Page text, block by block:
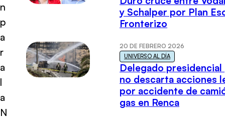
n
p
a
r
a
l
a
N
y Schalper por Plan
Fronterizo
20 DE FEBRERO 2026
UNIVERSO AL DÍA
Delegado presidencial
no descarta acciones
por accidente de
gas en Renca